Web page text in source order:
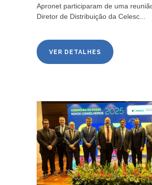
Apronet participaram de uma
Diretor de Distribuição da Celesc...
VER DETALHES